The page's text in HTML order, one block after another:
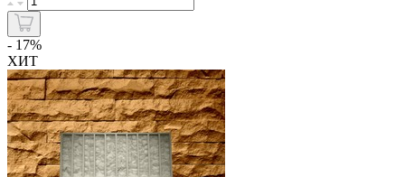
- 17%
ХИТ